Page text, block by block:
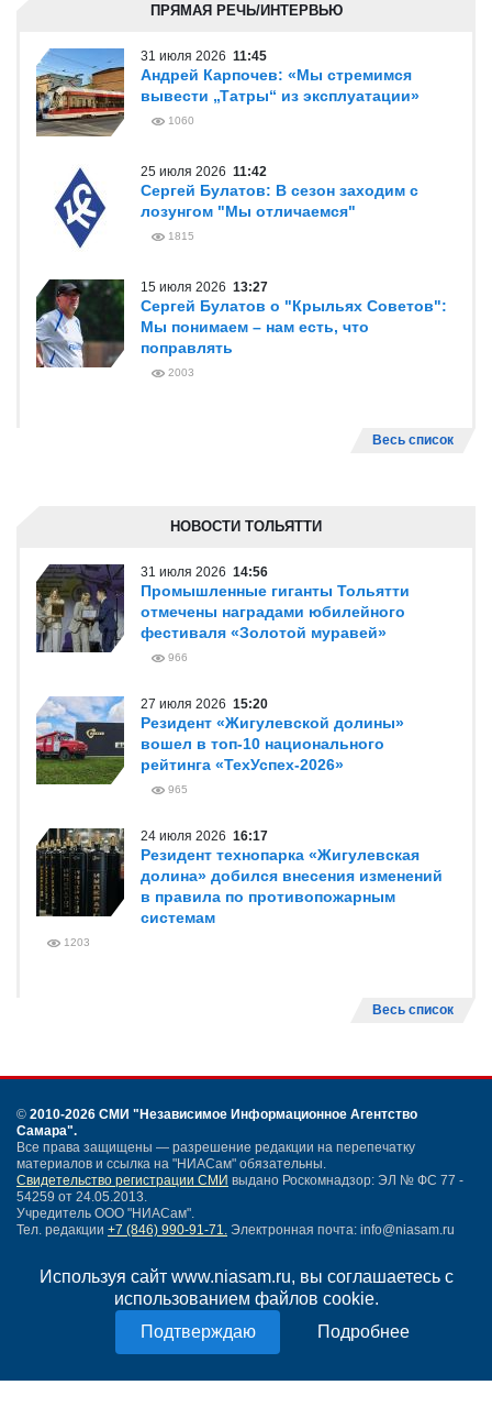
Используя сайт www.niasam.ru, вы соглашаетесь с
использованием файлов cookie.
Подробнее
ПРЯМАЯ РЕЧЬ/ИНТЕРВЬЮ
31 июля 2026 11:45
Андрей Карпочев: «Мы стремимся
вывести „Татры“ из эксплуатации»
1060
25 июля 2026 11:42
Сергей Булатов: В сезон заходим с
лозунгом "Мы отличаемся"
1815
15 июля 2026 13:27
Сергей Булатов о "Крыльях Советов":
Мы понимаем – нам есть, что
поправлять
2003
Весь список
НОВОСТИ ТОЛЬЯТТИ
31 июля 2026 14:56
Промышленные гиганты Тольятти
отмечены наградами юбилейного
фестиваля «Золотой муравей»
966
27 июля 2026 15:20
Резидент «Жигулевской долины»
вошел в топ-10 национального
рейтинга «ТехУспех-2026»
965
24 июля 2026 16:17
Резидент технопарка «Жигулевская
долина» добился внесения изменений
в правила по противопожарным
системам
1203
Весь список
© 2010-2026 СМИ "Независимое Информационное Агентство
Самара".
Все права защищены — разрешение редакции на перепечатку
материалов и ссылка на "НИАСам" обязательны.
Свидетельство регистрации СМИ выдано Роскомнадзор: ЭЛ № ФС 77 -
54259 от 24.05.2013.
Учредитель ООО "НИАСам".
Тел. редакции +7 (846) 990-91-71. Электронная почта: info@niasam.ru
Карта сайта
Нашли ошибку?
Политика конфиденциальности
Согласие на обработку персональных данных